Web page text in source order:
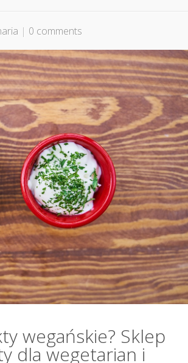
| 0 comments
wegańskie? Sklep
dla wegetarian i